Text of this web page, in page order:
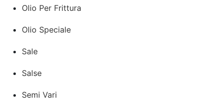
Olio Per Frittura
Olio Speciale
Sale
Salse
Semi Vari